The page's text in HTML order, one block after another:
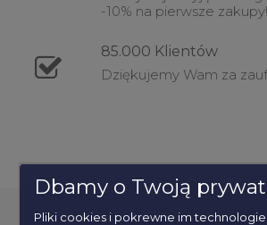
-10% na pierwsze zakupy!
85.000 Klientów
Dziękujemy Wam za
Dbamy o Twoją
Pliki cookies i pokrewne im